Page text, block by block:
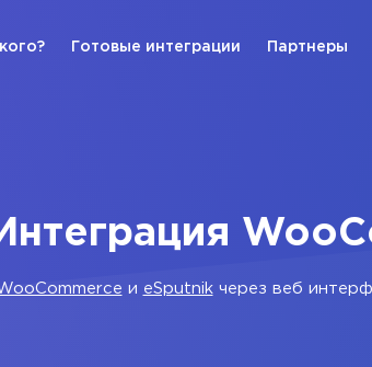
Готовые интеграции Партнеры
и eSputnikчерез веб